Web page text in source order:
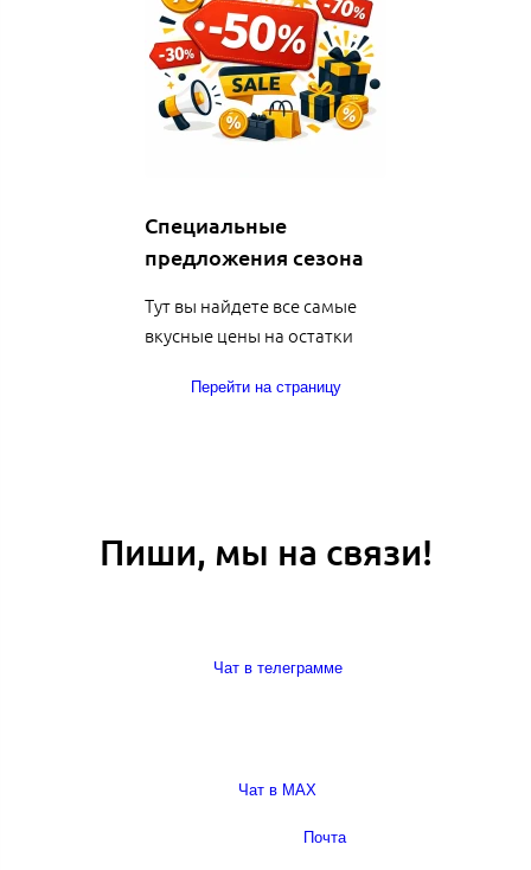
Специальные
предложения сезона
Тут вы найдете все самые
вкусные цены на остатки
Перейти на страницу
Пиши, мы на связи!
Чат в телеграмме
Чат в MAX
Почта